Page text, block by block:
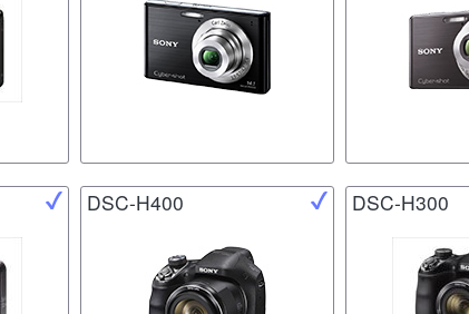
DSC-H400 DSC-H300